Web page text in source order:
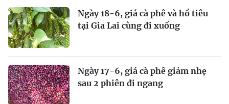
Ngày 18-6, giá cà phê và hồ tiêu
tại Gia Lai cùng đi xuống
Ngày 17-6, giá cà phê giảm nhẹ
sau 2 phiên đi ngang